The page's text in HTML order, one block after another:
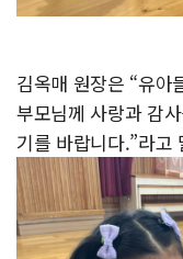
김옥매 원장은 “유아
부모님께 사랑과 감
기를 바랍니다.”라고